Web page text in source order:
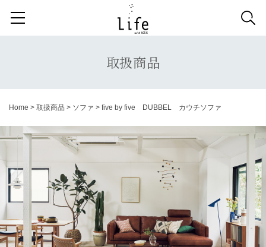
検索する記事の種類：
納品事例 News
キーワードから記事を探す
コンソールデスク
ミラー 3人掛けソファ キッズ家具
2人掛けソファ リビングテーブル キッチンボード
1人掛けソファ ラグ カーテン アンティーク
取扱商品
Home > 取扱商品 > ソファ > five by five DUBBEL カウチソファ